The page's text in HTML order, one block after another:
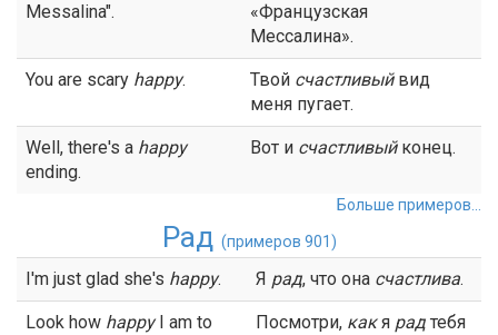
Messalina".
«Французская
Мессалина».
You are scary happy. Твой счастливыйвид
меня пугает.
Well, there's a happy
ending.
Вот и счастливыйконец.
Больше примеров...
Рад (примеров 901)
I'm just glad she's happy. Я рад, что она счастлива.
Look how happyI am to
Посмотри, какя рад тебя